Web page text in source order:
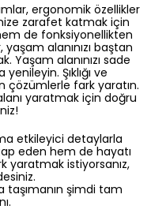
ergonomik özellikler
zarafet katmak için
de fonksiyonellikten
alanınızı baştan
Yaşam alanınızı sade
Şıklığı ve
çözümlerle fark yaratın.
yaratmak için doğru
etkileyici detaylarla
eden hem de hayatı
yaratmak istiyorsanız,
taşımanın şimdi tam